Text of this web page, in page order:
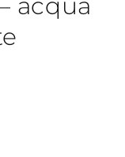
acqua